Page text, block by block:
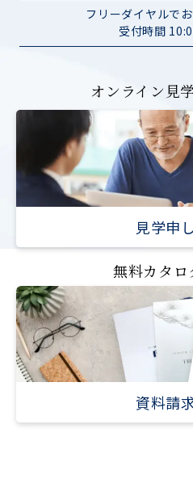
フリーダイヤルで
受付時間
オンライン見
見学申
無料カタロ
資料請